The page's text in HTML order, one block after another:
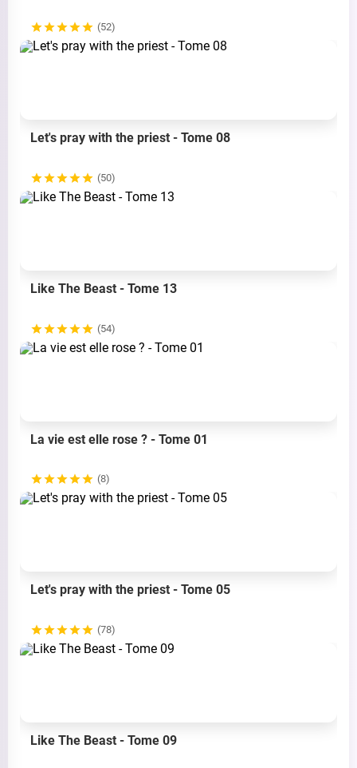
(52)
Let's pray with the priest - Tome 08
(50)
Like The Beast - Tome 13
(54)
La vie est elle rose ? - Tome 01
(8)
Let's pray with the priest - Tome 05
(78)
Like The Beast - Tome 09